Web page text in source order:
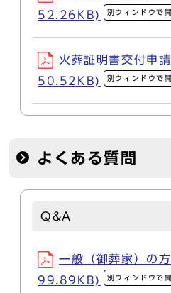
52.26KB)
別ウィンドウで
火葬証明書交付申
50.52KB)
別ウィンドウで
よくある質問
Q&A
一般（御葬家）の
99.89KB)
別ウィンドウで